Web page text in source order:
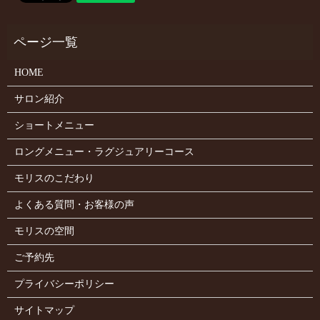
HOME
サロン紹介
ショートメニュー
ロングメニュー・ラグジュアリーコース
モリスのこだわり
よくある質問・お客様の声
モリスの空間
ご予約先
プライバシーポリシー
サイトマップ